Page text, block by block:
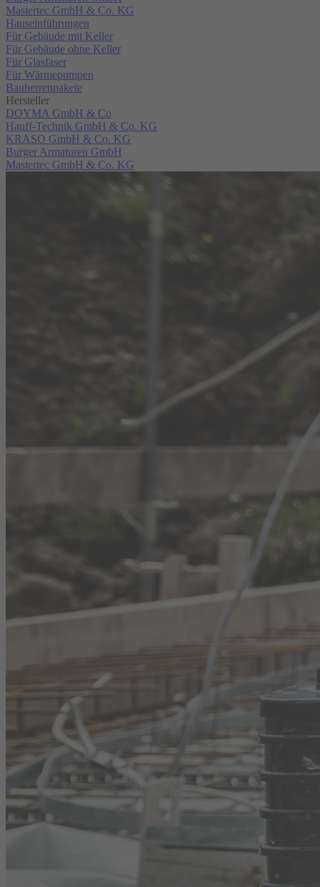
Mastertec GmbH & Co. KG
Hauseinführungen
Für Gebäude mit Keller
Für Gebäude ohne Keller
Für Glasfaser
Für Wärmepumpen
Bauherrenpakete
Hersteller
DOYMA GmbH & Co
Hauff-Technik GmbH & Co. KG
KRASO GmbH & Co. KG
Burger Armaturen GmbH
Mastertec GmbH & Co. KG